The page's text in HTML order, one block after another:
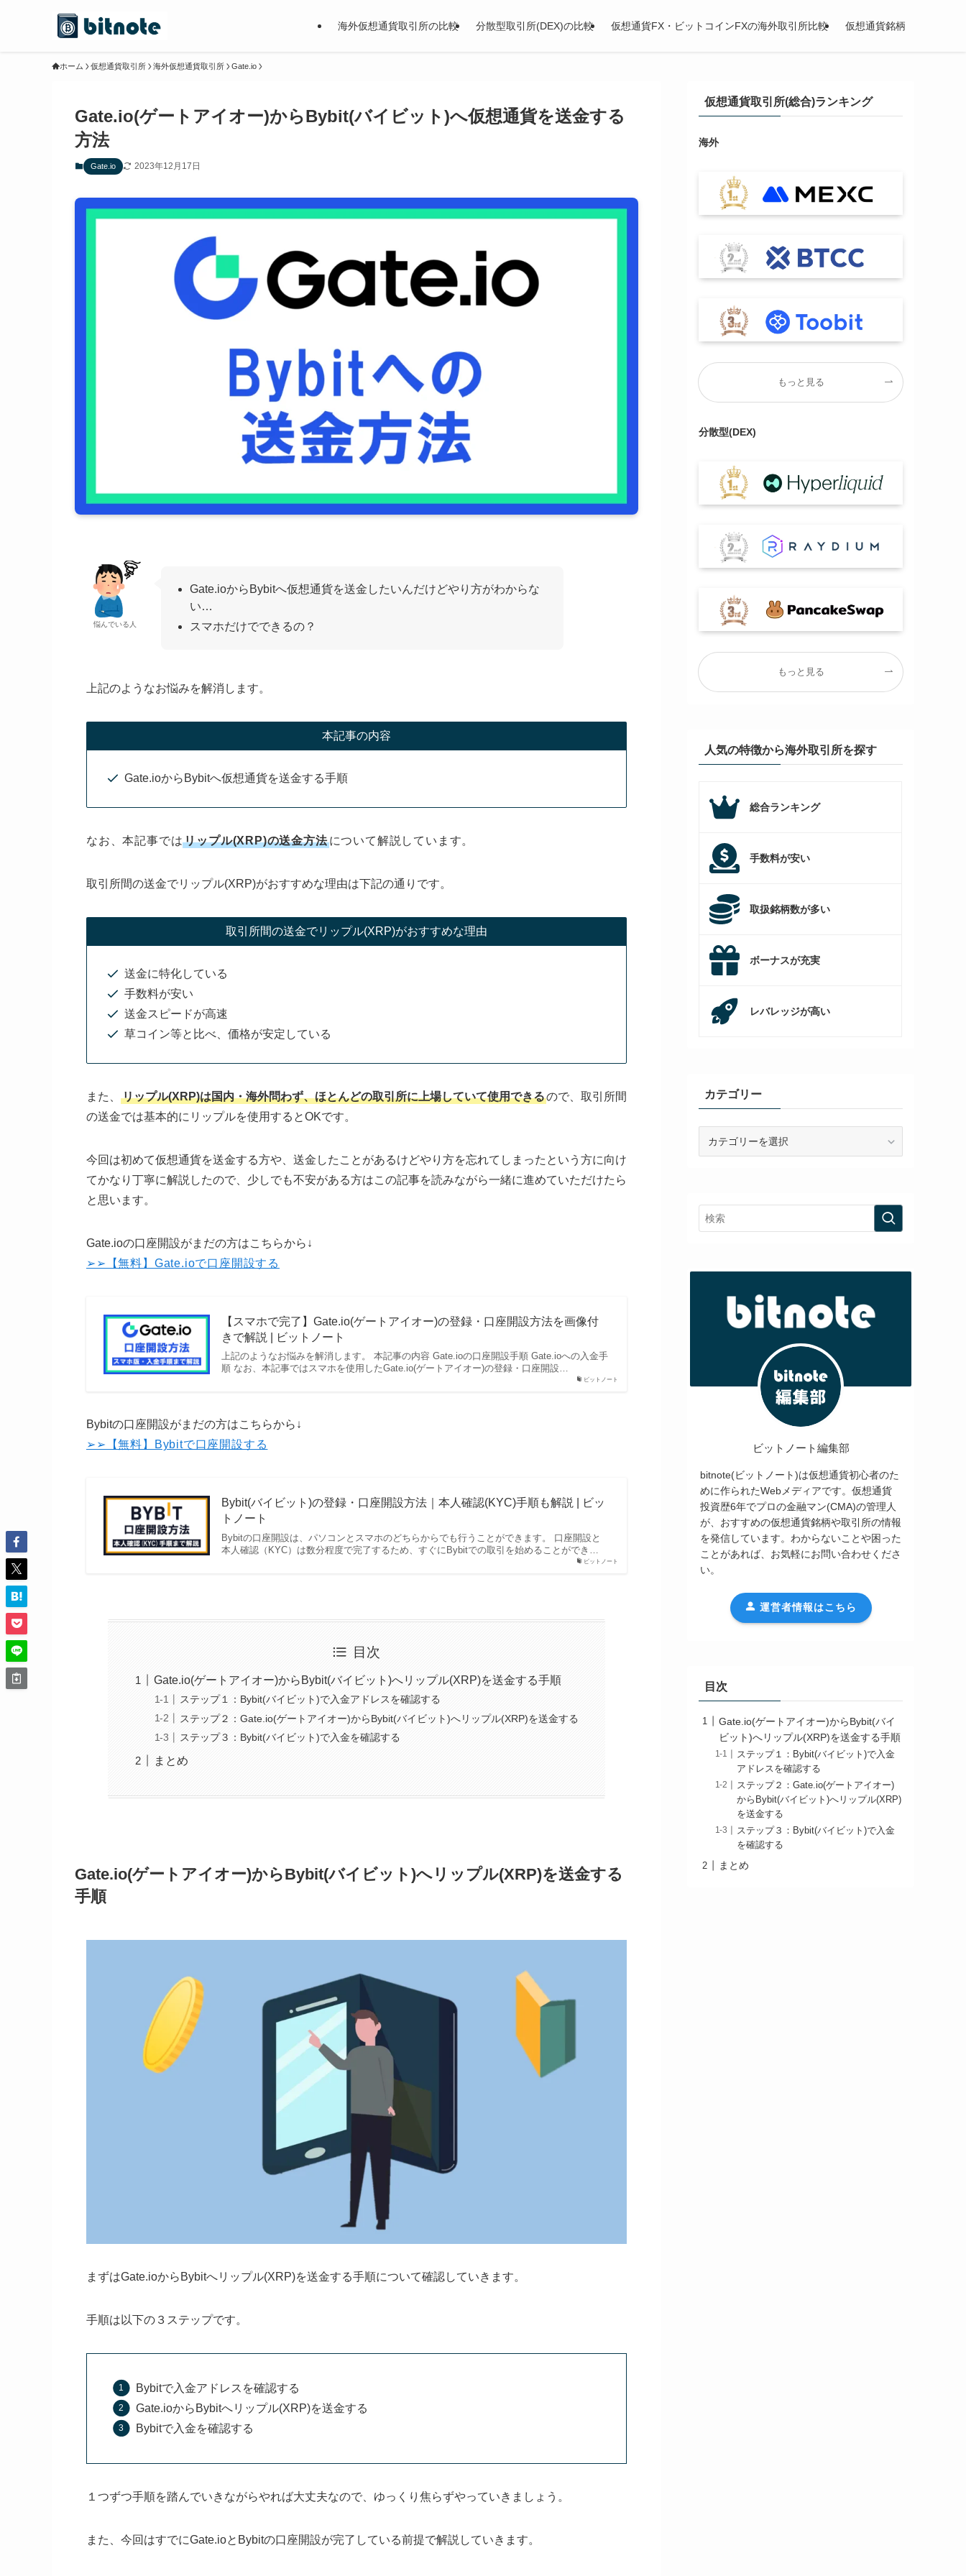
海外仮想通貨取引所の比較 分散型取引所(DEX)の比較 仮想通貨FX・ビットコインFXの海外取引所比較 仮想通貨銘柄
ホーム 仮想通貨取引所 海外仮想通貨取引所 Gate.io
Gate.io(ゲートアイオー)からBybit(バイビット)へ仮想通貨を送金する
方法
Gate.io 2023年12月17日
悩んでいる人
Gate.ioからBybitへ仮想通貨を送金したいんだけどやり方がわからな
い…
スマホだけでできるの？
上記のようなお悩みを解消します。
本記事の内容
Gate.ioからBybitへ仮想通貨を送金する手順
なお、本記事ではリップル(XRP)の送金方法について解説しています。
取引所間の送金でリップル(XRP)がおすすめな理由は下記の通りです。
取引所間の送金でリップル(XRP)がおすすめな理由
送金に特化している
手数料が安い
送金スピードが高速
草コイン等と比べ、価格が安定している
また、 リップル(XRP)は国内・海外問わず、ほとんどの取引所に上場していて使用できるので、取引所間
の送金では基本的にリップルを使用するとOKです。
今回は初めて仮想通貨を送金する方や、送金したことがあるけどやり方を忘れてしまったという方に向け
てかなり丁寧に解説したので、少しでも不安がある方はこの記事を読みながら一緒に進めていただけたら
と思います。
Gate.ioの口座開設がまだの方はこちらから↓
➢➢【無料】Gate.ioで口座開設する
ビットノート
【スマホで完了】Gate.io(ゲートアイオー)の登録・口座開設方法を画像付
きで解説 | ビットノート
上記のようなお悩みを解消します。 本記事の内容 Gate.ioの口座開設手順 Gate.ioへの入金手
順 なお、本記事ではスマホを使用したGate.io(ゲートアイオー)の登録・口座開設…
Bybitの口座開設がまだの方はこちらから↓
➢➢【無料】Bybitで口座開設する
ビットノート
Bybit(バイビット)の登録・口座開設方法｜本人確認(KYC)手順も解説 | ビッ
トノート
Bybitの口座開設は、パソコンとスマホのどちらからでも行うことができます。 口座開設と
本人確認（KYC）は数分程度で完了するため、すぐにBybitでの取引を始めることができ…
目次
Gate.io(ゲートアイオー)からBybit(バイビット)へリップル(XRP)を送金する手順
ステップ１：Bybit(バイビット)で入金アドレスを確認する
ステップ２：Gate.io(ゲートアイオー)からBybit(バイビット)へリップル(XRP)を送金する
ステップ３：Bybit(バイビット)で入金を確認する
まとめ
Gate.io(ゲートアイオー)からBybit(バイビット)へリップル(XRP)を送金する
手順
まずはGate.ioからBybitへリップル(XRP)を送金する手順について確認していきます。
手順は以下の３ステップです。
Bybitで入金アドレスを確認する
Gate.ioからBybitへリップル(XRP)を送金する
Bybitで入金を確認する
１つずつ手順を踏んでいきながらやれば大丈夫なので、ゆっくり焦らずやっていきましょう。
また、今回はすでにGate.ioとBybitの口座開設が完了している前提で解説していきます。
仮想通貨取引所(総合)ランキング
海外
もっと見る
分散型(DEX)
もっと見る
人気の特徴から海外取引所を探す
総合ランキング
手数料が安い
取扱銘柄数が多い
ボーナスが充実
レバレッジが高い
カテゴリー
ビットノート編集部
bitnote(ビットノート)は仮想通貨初心者のた
めに作られたWebメディアです。仮想通貨
投資歴6年でプロの金融マン(CMA)の管理人
が、おすすめの仮想通貨銘柄や取引所の情報
を発信しています。わからないことや困った
ことがあれば、お気軽にお問い合わせくださ
い。
運営者情報はこちら
目次
Gate.io(ゲートアイオー)からBybit(バイ
ビット)へリップル(XRP)を送金する手順
ステップ１：Bybit(バイビット)で入金
アドレスを確認する
ステップ２：Gate.io(ゲートアイオー)
からBybit(バイビット)へリップル(XRP)
を送金する
ステップ３：Bybit(バイビット)で入金
を確認する
まとめ